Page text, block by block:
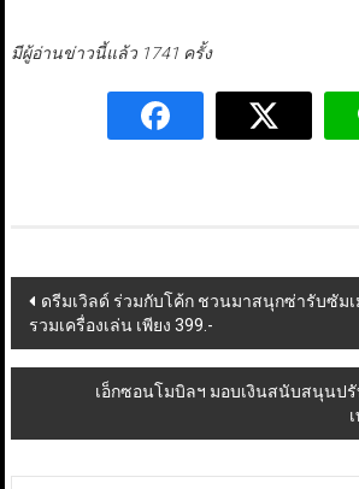
มีผู้อ่านข่าวนี้แล้ว 1741 ครั้ง
Post
navigation
ดรีมเวิลด์ ร่วมกับโค้ก ชวนมาสนุกซ่ารับซัมเ
รวมเครื่องเล่น เพียง 399.-
เอ็กซอนโมบิลฯ มอบเงินสนับสนุนป